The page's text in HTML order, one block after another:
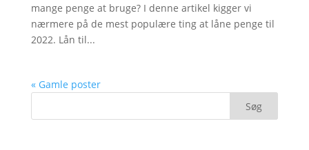
mange penge at bruge? I denne artikel kigger vi
nærmere på de mest populære ting at låne penge til
2022. Lån til...
« Gamle poster